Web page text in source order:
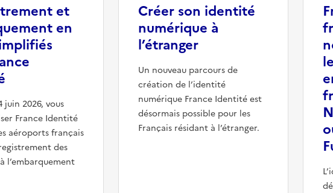
et
en
juin 2026, vous
France Identité
aéroports français
des
l’embarquement
Créer son identité
numérique à
l’étranger
Un nouveau parcours de
création de l’identité
numérique France Identité est
désormais possible pour les
Français résidant à l’étranger.